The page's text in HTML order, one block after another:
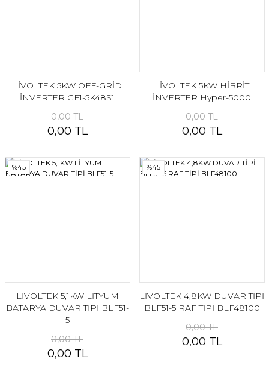
LİVOLTEK 5KW OFF-GRİD
İNVERTER GF1-5K48S1
0,00 TL
0,00 TL
LİVOLTEK 5KW HİBRİT
İNVERTER Hyper-5000
0,00 TL
0,00 TL
%45
LİVOLTEK 5,1KW LİTYUM
BATARYA DUVAR TİPİ BLF51-
5
0,00 TL
0,00 TL
%45
LİVOLTEK 4,8KW DUVAR TİPİ
BLF51-5 RAF TİPİ BLF48100
0,00 TL
0,00 TL